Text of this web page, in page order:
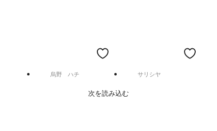
烏野 ハチ サリシヤ
次を読み込む